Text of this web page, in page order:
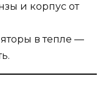
и корпус от
в тепле —